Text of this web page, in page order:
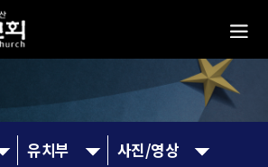
유치부 사진/영상